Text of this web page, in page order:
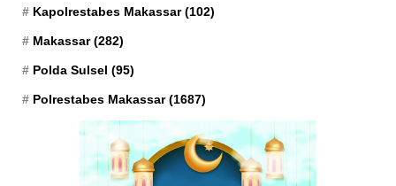
Kapolrestabes Makassar(102)
Makassar(282)
Polda Sulsel (95)
Polrestabes Makassar(1687)